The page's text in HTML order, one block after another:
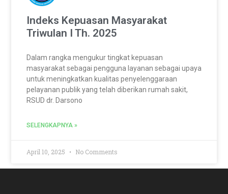
Indeks Kepuasan Masyarakat
Triwulan I Th. 2025
Dalam rangka mengukur tingkat kepuasan
masyarakat sebagai pengguna layanan sebagai upaya
untuk meningkatkan kualitas penyelenggaraan
pelayanan publik yang telah diberikan rumah sakit,
RSUD dr. Darsono
SELENGKAPNYA »
April 10, 2025 No Comments